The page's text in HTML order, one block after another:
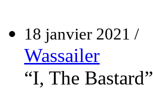
18 janvier 2021 /
Wassailer
“I, The Bastard”